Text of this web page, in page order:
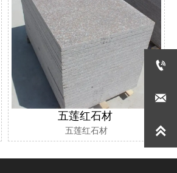
五莲红石材
五莲红石材


